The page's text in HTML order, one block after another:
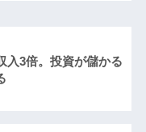
入3倍。投資が儲かる